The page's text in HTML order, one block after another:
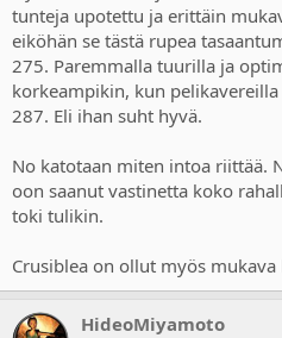
tunteja upotettu ja erittäin
eiköhän se tästä rupea
275. Paremmalla tuurilla ja
korkeampikin, kun
287. Eli ihan suht hyvä.
No katotaan miten intoa riittää.
oon saanut vastinetta koko
toki tulikin.
Crusiblea on ollut myös
HideoMiyamoto